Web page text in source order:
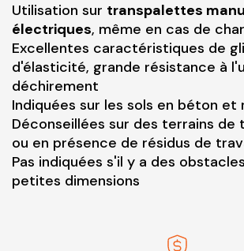
Utilisation sur transpalettes
électriques, même en cas de
Excellentes caractéristiques de
d'élasticité, grande résistance à
déchirement
Indiquées sur les sols en béton et
Déconseillées sur des terrains
ou en présence de résidus de
Pas indiquées s'il y a des
petites dimensions